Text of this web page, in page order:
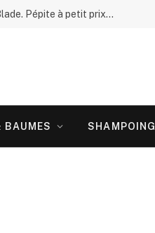
Test complet : La Tondeuse « Vintage » T-Blade. Pépite à petit prix ou gadget doré ?
BAUMES SHAMPOING